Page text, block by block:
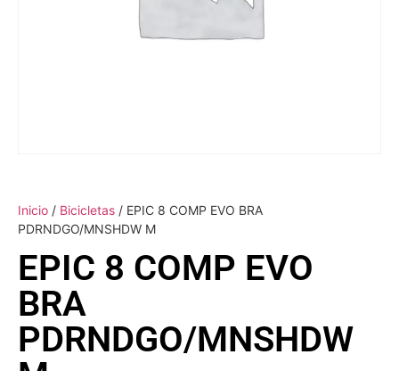
Inicio / Bicicletas / EPIC 8 COMP EVO BRA
PDRNDGO/MNSHDW M
EPIC 8 COMP EVO
BRA
PDRNDGO/MNSHDW